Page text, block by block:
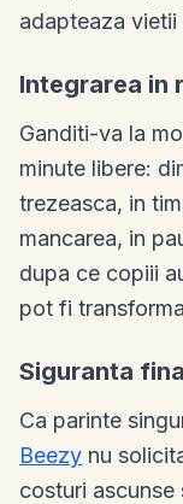
adapteaza vietii
Integrarea in
Ganditi-va la
minute libere:
trezeasca, in
mancarea, in
dupa ce copiii
pot fi
Siguranta
Ca parinte
Beezy nu
costuri ascunse